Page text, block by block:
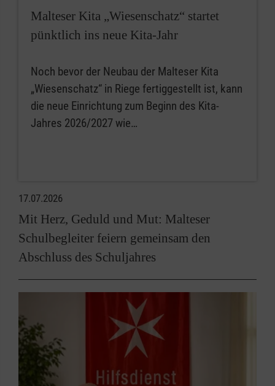
Malteser Kita „Wiesenschatz“ startet
pünktlich ins neue Kita-Jahr
Noch bevor der Neubau der Malteser Kita
„Wiesenschatz“ in Riege fertiggestellt ist, kann
die neue Einrichtung zum Beginn des Kita-
Jahres 2026/2027 wie…
17.07.2026
Mit Herz, Geduld und Mut: Malteser
Schulbegleiter feiern gemeinsam den
Abschluss des Schuljahres